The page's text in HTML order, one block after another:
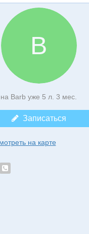
В
на Barb уже 5 л. 3 мес.
Записаться
на карте